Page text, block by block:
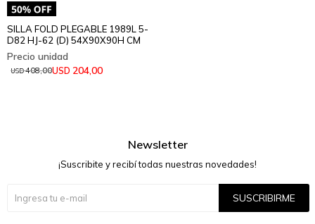
SILLA FOLD PLEGABLE 1989L 5-
D82 HJ-62 (D) 54X90X90H CM
USD 204,00
USD408,00
Newsletter
¡Suscribite y recibí todas nuestras novedades!
SUSCRIBIRME